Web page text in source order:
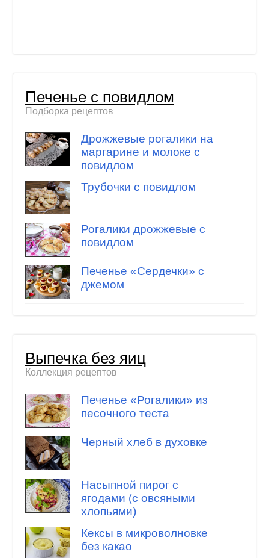
Печенье с повидлом
Подборка рецептов
Дрожжевые рогалики на
маргарине и молоке с
повидлом
Трубочки с повидлом
Рогалики дрожжевые с
повидлом
Печенье «Сердечки» с
джемом
Выпечка без яиц
Коллекция рецептов
Печенье «Рогалики» из
песочного теста
Черный хлеб в духовке
Насыпной пирог с
ягодами (с овсяными
хлопьями)
Кексы в микроволновке
без какао